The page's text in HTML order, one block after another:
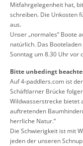
Mitfahrgelegenheit hat,
schreiben. Die Unkosten
aus.
Unser „normales“ Boote
natürlich. Das
Sonntag um 8.30 Uhr vor
Bitte unbedingt
Auf 4-paddlers.com ist
Schäftlarner Brücke
Wildwasserstrecke bietet
auftretenden
herrliche Natur.“
Die Schwierigkeit ist mit
jeden der unseren